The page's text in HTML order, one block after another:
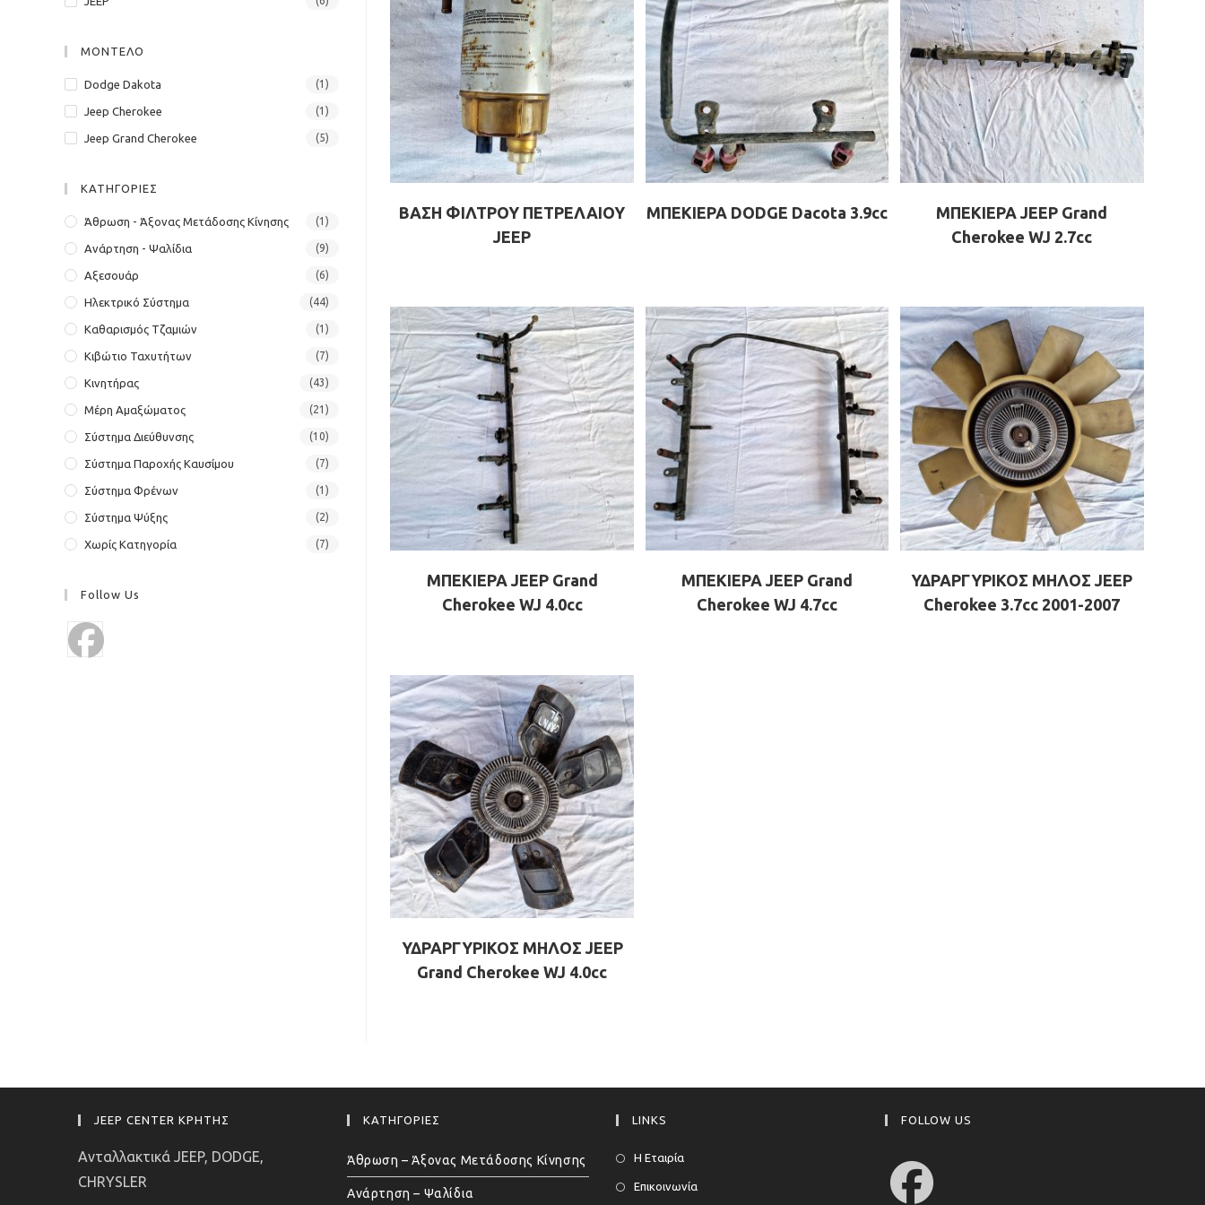
ΒΑΣΗ ΦΙΛΤΡΟΥ ΠΕΤΡΕΛΑΙΟΥ
JEEP
ΜΠΕΚΙΕΡΑ DODGE Dacota 3.9cc
ΜΠΕΚΙΕΡΑ JEEP Grand
Cherokee WJ 2.7cc
ΜΠΕΚΙΕΡΑ JEEP Grand
Cherokee WJ 4.0cc
ΜΠΕΚΙΕΡΑ JEEP Grand
Cherokee WJ 4.7cc
ΥΔΡΑΡΓΥΡΙΚΟΣ ΜΗΛΟΣ JEEP
Cherokee 3.7cc 2001-2007
ΥΔΡΑΡΓΥΡΙΚΟΣ ΜΗΛΟΣ JEEP
Grand Cherokee WJ 4.0cc
ΜΟΝΤΕΛΟ
Dodge Dakota (1)
Jeep Cherokee (1)
Jeep Grand Cherokee (5)
ΚΑΤΗΓΟΡΙΕΣ
Άθρωση - Άξονας Μετάδοσης Κίνησης (1)
Ανάρτηση - Ψαλίδια (9)
Αξεσουάρ (6)
Ηλεκτρικό Σύστημα (44)
Καθαρισμός Τζαμιών (1)
Κιβώτιο Ταχυτήτων (7)
Κινητήρας (43)
Μέρη Αμαξώματος (21)
Σύστημα Διεύθυνσης (10)
Σύστημα Παροχής Καυσίμου (7)
Σύστημα Φρένων (1)
Σύστημα Ψύξης (2)
Χωρίς Κατηγορία (7)
Follow Us
JEEP CENTER ΚΡΗΤΗΣ
Ανταλλακτικά JEEP, DODGE,
CHRYSLER
ΚΑΤΗΓΟΡΙΕΣ
Άθρωση – Άξονας Μετάδοσης Κίνησης
Ανάρτηση – Ψαλίδια
LINKS
Η Εταιρία
Επικοινωνία
FOLLOW US